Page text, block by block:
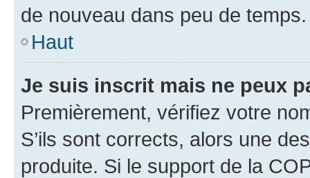
de nouveau dans peu de temps.
Haut
Je suis inscrit mais ne peux
Premièrement, vérifiez votre
S’ils sont corrects, alors une
produite. Si le support de la